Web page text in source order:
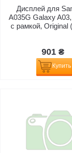
Дисплей для
A035G Galaxy
с рамкой, Original
901 ₴
Купить